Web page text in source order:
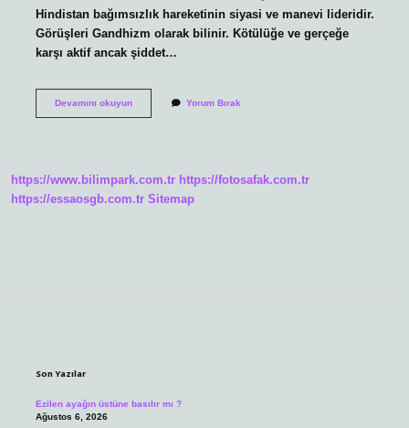
Hindistan bağımsızlık hareketinin siyasi ve manevi lideridir.
Görüşleri Gandhizm olarak bilinir. Kötülüğe ve gerçeğe
karşı aktif ancak şiddet…
Devamını okuyunMahatma
Mücadele
Yorum Bırak
https://www.bilimpark.com.tr https://fotosafak.com.tr
https://essaosgb.com.tr Sitemap
Son Yazılar
Ezilen ayağın üstüne basılır mı ?
Ağustos 6, 2026